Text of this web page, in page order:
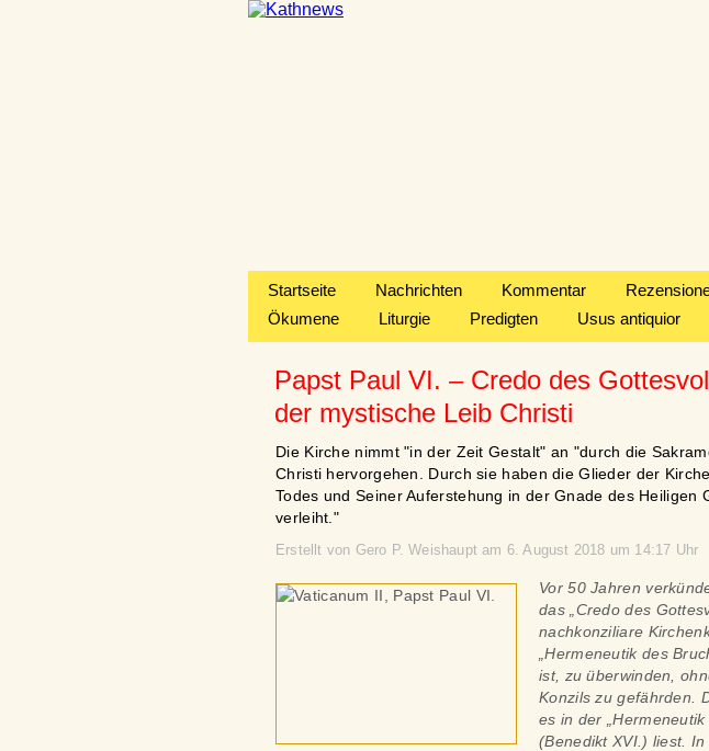
Startseite Nachrichten Kommentar
Ökumene
Liturgie Predigten Usus antiquior
Papst Paul VI. – Credo des
der mystische Leib Christi
Die Kirche nimmt "in der Zeit Gestalt" an "durch die
Christi hervorgehen. Durch sie haben die Glieder der
Todes und Seiner Auferstehung in der Gnade des Heiligen
verleiht."
Erstellt von Gero P. Weishaupt am 6. August 2018 um 14:17 Uhr
Vor 50 Jahren
das „Credo des
nachkonziliare
„Hermeneutik des
ist, zu überwinden,
Konzils zu gefährden.
es in der
(Benedikt XVI.) liest.